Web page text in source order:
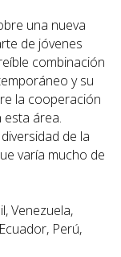
una nueva
de jóvenes
combinación
y su
la cooperación
esta área.
de la
varía mucho de
Venezuela,
Perú,